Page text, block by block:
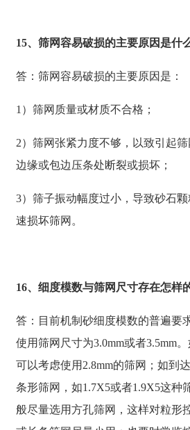
15、筛网容易破损的主要原因是什
答：筛网容易破损的主要原因是：
1）筛网质量或材质不合格；
2）筛网张紧力度不够，以致引起
边缘或包边压条处断裂或损坏；
3）筛子振动幅度过小，导致砂石
速损坏筛网。
16、细度模数与筛网尺寸存在怎样
答：目前机制砂细度模数的普遍要
使用筛网尺寸为3.0mm或者3.5mm
可以考虑使用2.8mm的筛网；如到
条形筛网，如1.7X5或者1.9X5这种
般尽量选用方孔筛网，这样对粒形